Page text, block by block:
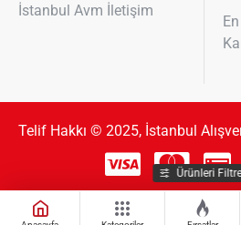
İstanbul Avm İletişim
Telif Hakkı © 2025, İstanbul
Ürünleri